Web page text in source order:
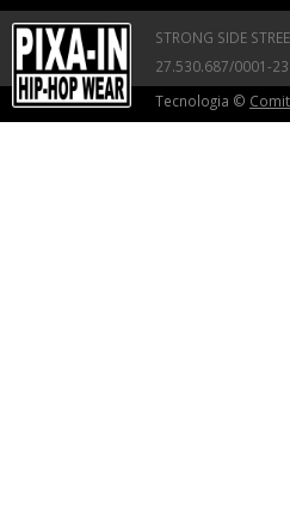
STRONG SIDE
27.530.687/0001-23
Tecnologia ©